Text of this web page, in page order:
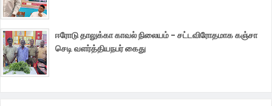
ஈரோடு தாலுக்கா காவல் நிலையம் - சட்டவிரோதமாக கஞ்சா
செடி வளர்த்தியநபர் கைது